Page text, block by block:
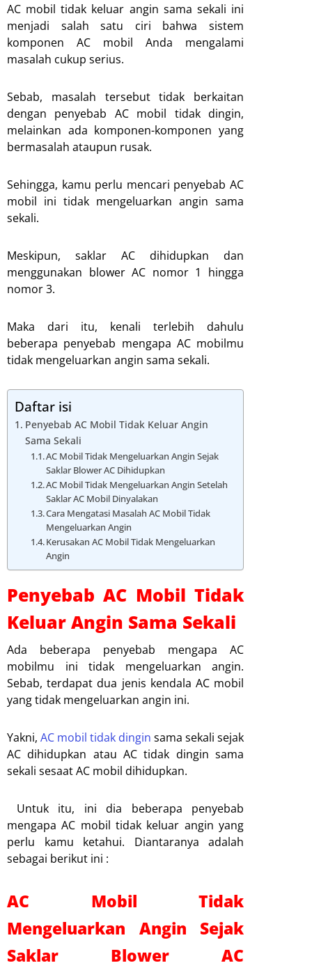
AC mobil tidak keluar angin sama sekali ini
menjadi salah satu ciri bahwa sistem
komponen AC mobil Anda mengalami
masalah cukup serius.
Sebab, masalah tersebut tidak berkaitan
dengan penyebab AC mobil tidak dingin,
melainkan ada komponen-komponen yang
bermasalah ataupun rusak.
Sehingga, kamu perlu mencari penyebab AC
mobil ini tidak mengeluarkan angin sama
sekali.
Meskipun, saklar AC dihidupkan dan
menggunakan blower AC nomor 1 hingga
nomor 3.
Maka dari itu, kenali terlebih dahulu
beberapa penyebab mengapa AC mobilmu
tidak mengeluarkan angin sama sekali.
Daftar isi
Penyebab AC Mobil Tidak Keluar Angin
Sama Sekali
AC Mobil Tidak Mengeluarkan Angin Sejak
Saklar Blower AC Dihidupkan
AC Mobil Tidak Mengeluarkan Angin Setelah
Saklar AC Mobil Dinyalakan
Cara Mengatasi Masalah AC Mobil Tidak
Mengeluarkan Angin
Kerusakan AC Mobil Tidak Mengeluarkan
Angin
Penyebab AC Mobil Tidak
Keluar Angin Sama Sekali
Ada beberapa penyebab mengapa AC
mobilmu ini tidak mengeluarkan angin.
Sebab, terdapat dua jenis kendala AC mobil
yang tidak mengeluarkan angin ini.
Yakni, AC mobil tidak dingin sama sekali sejak
AC dihidupkan atau AC tidak dingin sama
sekali sesaat AC mobil dihidupkan.
Untuk itu, ini dia beberapa penyebab
mengapa AC mobil tidak keluar angin yang
perlu kamu ketahui. Diantaranya adalah
sebagai berikut ini :
AC Mobil Tidak
Mengeluarkan Angin Sejak
Saklar Blower AC